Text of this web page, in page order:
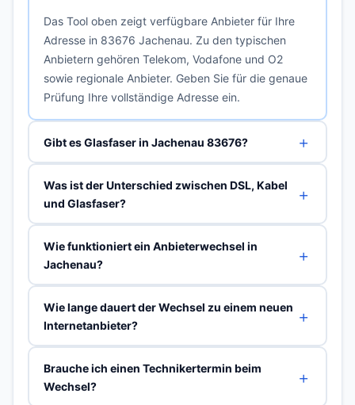
Das Tool oben zeigt verfügbare Anbieter für Ihre
Adresse in 83676 Jachenau. Zu den typischen
Anbietern gehören Telekom, Vodafone und O2
sowie regionale Anbieter. Geben Sie für die genaue
Prüfung Ihre vollständige Adresse ein.
Gibt es Glasfaser in Jachenau 83676?
Was ist der Unterschied zwischen DSL, Kabel
und Glasfaser?
Wie funktioniert ein Anbieterwechsel in
Jachenau?
Wie lange dauert der Wechsel zu einem neuen
Internetanbieter?
Brauche ich einen Technikertermin beim
Wechsel?